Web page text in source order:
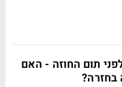
תום החוזה - האם